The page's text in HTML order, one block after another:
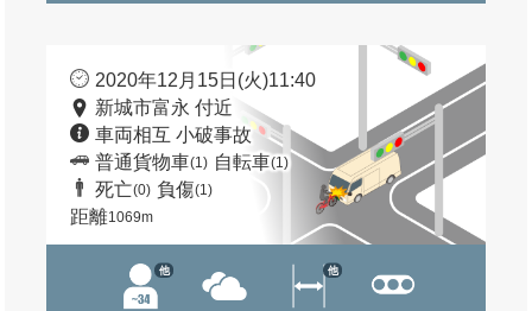
2020年12月15日(火)11:40
新城市富永 付近
車両相互 小破事故
普通貨物車(1) 自転車(1)
死亡(0) 負傷(1)
距離1069m
他 他